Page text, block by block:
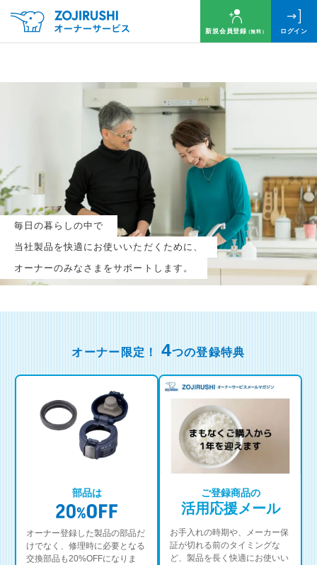
新規会員登録（無料） ログイン
毎日の暮らしの中で
当社製品を快適にお使いいただくために、
オーナーのみなさまをサポートします。
毎月抽選で 名様に
円分のQUOカードプレゼント！
新規会員登録（無料）
ログイン
※新規会員登録または追加製品登録をいただいた方が対象です
※オーナーサービスは日本国内にお住まいの個人の方向けサービスとなります
オーナー限定！ 4つの登録特典
部品は
オーナー登録した製品の部品だ
けでなく、修理時に必要となる
交換部品も20%OFFになりま
ご登録商品の
活用応援メール
お手入れの時期や、メーカー保
証が切れる前のタイミングな
ど、製品を長く快適にお使いい